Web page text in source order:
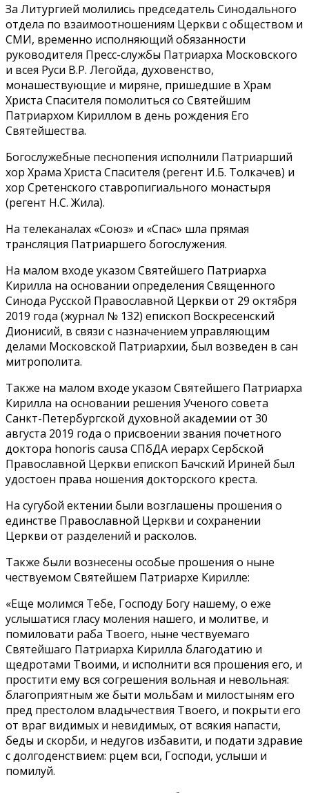
За Литургией молились председатель Синодального
отдела по взаимоотношениям Церкви с обществом и
СМИ, временно исполняющий обязанности
руководителя Пресс-службы Патриарха Московского
и всея Руси В.Р. Легойда, духовенство,
монашествующие и миряне, пришедшие в Храм
Христа Спасителя помолиться со Святейшим
Патриархом Кириллом в день рождения Его
Святейшества.
Богослужебные песнопения исполнили Патриарший
хор Храма Христа Спасителя (регент И.Б. Толкачев) и
хор Сретенского ставропигиального монастыря
(регент Н.С. Жила).
На телеканалах «Союз» и «Спас» шла прямая
трансляция Патриаршего богослужения.
На малом входе указом Святейшего Патриарха
Кирилла на основании определения Священного
Синода Русской Православной Церкви от 29 октября
2019 года (журнал № 132) епископ Воскресенский
Дионисий, в связи с назначением управляющим
делами Московской Патриархии, был возведен в сан
митрополита.
Также на малом входе указом Святейшего Патриарха
Кирилла на основании решения Ученого совета
Санкт-Петербургской духовной академии от 30
августа 2019 года о присвоении звания почетного
доктора honoris causa СПбДА иерарх Сербской
Православной Церкви епископ Бачский Ириней был
удостоен права ношения докторского креста.
На сугубой ектении были возглашены прошения о
единстве Православной Церкви и сохранении
Церкви от разделений и расколов.
Также были вознесены особые прошения о ныне
чествуемом Святейшем Патриархе Кирилле:
«Еще молимся Тебе, Господу Богу нашему, о еже
услышатися гласу моления нашего, и молитве, и
помиловати раба Твоего, ныне чествуемаго
Святейшаго Патриарха Кирилла благодатию и
щедротами Твоими, и исполнити вся прошения его, и
простити ему вся согрешения вольная и невольная:
благоприятным же быти мольбам и милостыням его
пред престолом владычествия Твоего, и покрыти его
от враг видимых и невидимых, от всякия напасти,
беды и скорби, и недугов избавити, и подати здравие
с долгоденствием: рцем вси, Господи, услыши и
помилуй.